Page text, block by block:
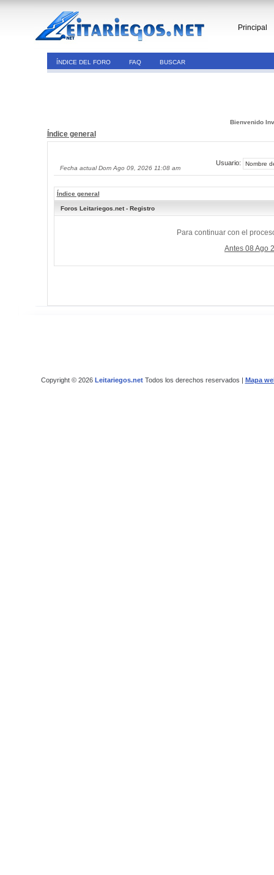
Principal
ÍNDICE DEL FORO FAQ BUSCAR
Bienvenido
Índice general
Fecha actual Dom Ago 09, 2026 11:08 am
Usuario:
Índice general
Foros Leitariegos.net - Registro
Para continuar con el
Antes 08 Ago
Copyright © 2026 Leitariegos.netTodos los derechos reservados | Mapa